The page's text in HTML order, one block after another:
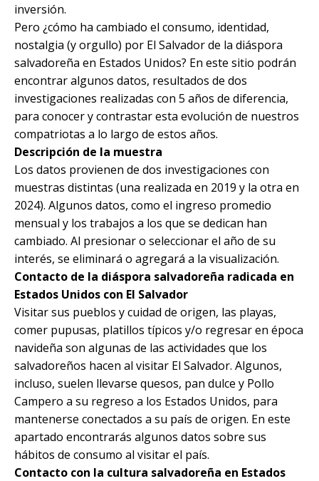
inversión.
Pero ¿cómo ha cambiado el consumo, identidad,
nostalgia (y orgullo) por El Salvador de la diáspora
salvadoreña en Estados Unidos? En este sitio podrán
encontrar algunos datos, resultados de dos
investigaciones realizadas con 5 años de diferencia,
para conocer y contrastar esta evolución de nuestros
compatriotas a lo largo de estos años.
Descripción de la muestra
Los datos provienen de dos investigaciones con
muestras distintas (una realizada en 2019 y la otra en
2024). Algunos datos, como el ingreso promedio
mensual y los trabajos a los que se dedican han
cambiado. Al presionar o seleccionar el año de su
interés, se eliminará o agregará a la visualización.
Contacto de la diáspora salvadoreña radicada en
Estados Unidos con El Salvador
Visitar sus pueblos y cuidad de origen, las playas,
comer pupusas, platillos típicos y/o regresar en época
navideña son algunas de las actividades que los
salvadoreños hacen al visitar El Salvador. Algunos,
incluso, suelen llevarse quesos, pan dulce y Pollo
Campero a su regreso a los Estados Unidos, para
mantenerse conectados a su país de origen. En este
apartado encontrarás algunos datos sobre sus
hábitos de consumo al visitar el país.
Contacto con la cultura salvadoreña en Estados